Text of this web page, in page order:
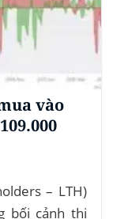
vào
– LTH)
bối cảnh thị